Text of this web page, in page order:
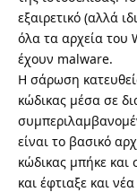
εξαιρετικό (αλλά
όλα τα αρχεία του
έχουν malware.
Η σάρωση
κώδικας μέσα σε
είναι το βασικό
κώδικας μπήκε
και έφτιαξε και